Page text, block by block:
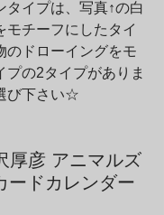
タイプは、写真↑の白
モチーフにしたタイ
のドローイングをモ
プの2タイプがありま
び下さい☆
厚彦 アニマルズ
ードカレンダー